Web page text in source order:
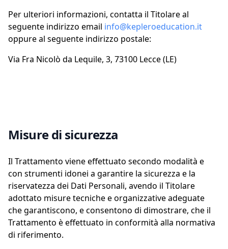
Per ulteriori informazioni, contatta il Titolare al
seguente indirizzo email info@kepleroeducation.it
oppure al seguente indirizzo postale:
Via Fra Nicolò da Lequile, 3, 73100 Lecce (LE)
Misure di sicurezza
Il Trattamento viene effettuato secondo modalità e
con strumenti idonei a garantire la sicurezza e la
riservatezza dei Dati Personali, avendo il Titolare
adottato misure tecniche e organizzative adeguate
che garantiscono, e consentono di dimostrare, che il
Trattamento è effettuato in conformità alla normativa
di riferimento.